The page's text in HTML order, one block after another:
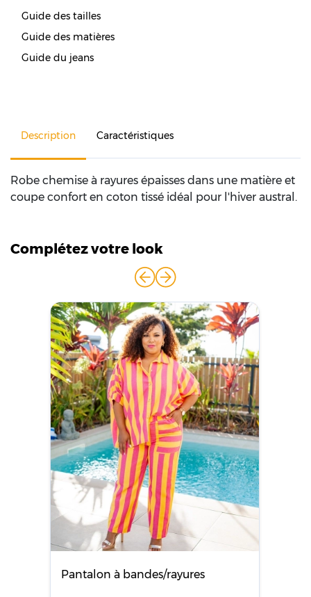
Guide des tailles
Guide des matières
Guide du jeans
Description Caractéristiques
Robe chemise à rayures épaisses dans une matière et
coupe confort en coton tissé idéal pour l'hiver austral.
Complétez votre look
Pantalon à bandes/rayures